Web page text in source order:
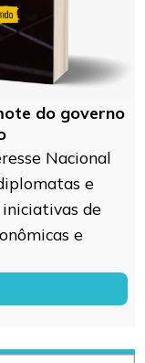
do governo
Nacional
e
de
e